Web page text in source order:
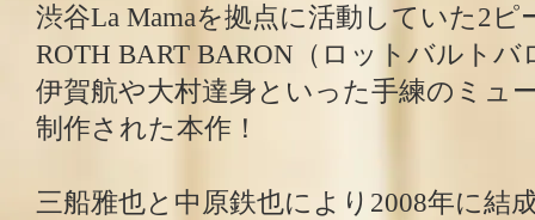
渋谷La Mamaを拠点に活動していた2ピ
ROTH BART BARON（ロットバルトバ
伊賀航や大村達身といった手練のミュ
制作された本作！
三船雅也と中原鉄也により2008年に結